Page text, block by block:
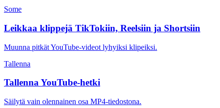
Some
Leikkaa klippejä TikTokiin, Reelsiin ja Shortsiin
Muunna pitkät YouTube-videot lyhyiksi klipeiksi.
Tallenna
Tallenna YouTube-hetki
Säilytä vain olennainen osa MP4-tiedostona.